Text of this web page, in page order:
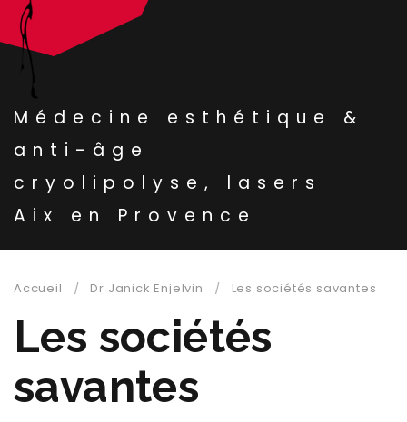
HOMMES
TRAITEMENTS ET APPAREILS
PHOTOS
Médecine esthétique &
anti-âge
cryolipolyse, lasers
Aix en Provence
Accueil Dr Janick Enjelvin Les sociétés savantes
Les sociétés
savantes